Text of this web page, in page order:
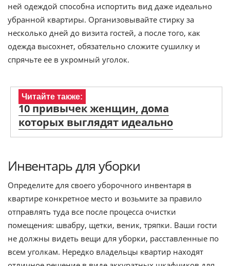
ней одеждой способна испортить вид даже идеально
убранной квартиры. Организовывайте стирку за
несколько дней до визита гостей, а после того, как
одежда высохнет, обязательно сложите сушилку и
спрячьте ее в укромный уголок.
Читайте также:
10 привычек женщин, дома
которых выглядят идеально
Инвентарь для уборки
Определите для своего уборочного инвентаря в
квартире конкретное место и возьмите за правило
отправлять туда все после процесса очистки
помещения: швабру, щетки, веник, тряпки. Ваши гости
не должны видеть вещи для уборки, расставленные по
всем уголкам. Нередко владельцы квартир находят